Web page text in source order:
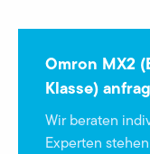
Omron MX2
Klasse)
Wir beraten
Experten